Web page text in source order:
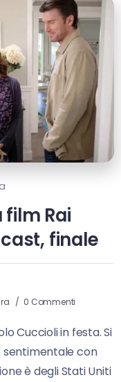
Rai
finale
0 Commenti
Cuccioli in festa. Si
sentimentale con
è degli Stati Uniti